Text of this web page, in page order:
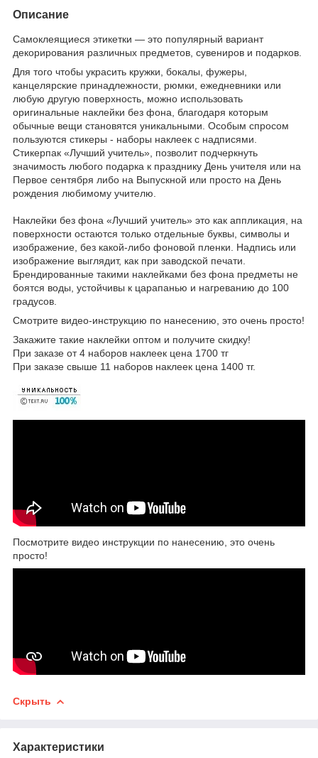
Описание
Самоклеящиеся этикетки — это популярный вариант
декорирования различных предметов, сувениров и подарков.
Для того чтобы украсить кружки, бокалы, фужеры,
канцелярские принадлежности, рюмки, ежедневники или
любую другую поверхность, можно использовать
оригинальные наклейки без фона, благодаря которым
обычные вещи становятся уникальными. Особым спросом
пользуются стикеры - наборы наклеек с надписями.
Стикерпак «Лучший учитель», позволит подчеркнуть
значимость любого подарка к празднику День учителя или на
Первое сентября либо на Выпускной или просто на День
рождения любимому учителю.
Наклейки без фона «Лучший учитель» это как аппликация, на
поверхности остаются только отдельные буквы, символы и
изображение, без какой-либо фоновой пленки. Надпись или
изображение выглядит, как при заводской печати.
Брендированные такими наклейками без фона предметы не
боятся воды, устойчивы к царапанью и нагреванию до 100
градусов.
Смотрите видео-инструкцию по нанесению, это очень просто!
Закажите такие наклейки оптом и получите скидку!
При заказе от 4 наборов наклеек цена 1700 тг
При заказе свыше 11 наборов наклеек цена 1400 тг.
Посмотрите видео инструкции по нанесению, это очень
просто!
Скрыть
Характеристики